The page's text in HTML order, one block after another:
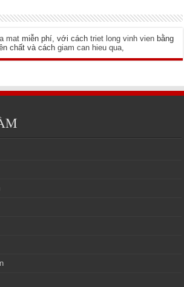
mat miễn phí, với cáchtriet long vinh vien bằng
chất và cáchgiam can hieu qua,